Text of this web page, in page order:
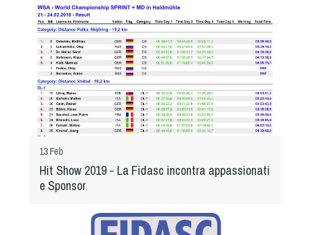
13 Feb
Hit Show 2019 - La Fidasc incontra appassionati
e Sponsor
Formazione
Calendario Manifestazioni
Organi di Giustizia - Dispositivi
Modelli e moduli
Albo Atleti Cinofili
Guida Locandine Ufficiali
Tiro a Palla